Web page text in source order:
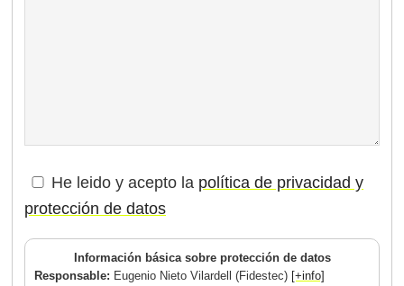
He leido y acepto la política de privacidad y
protección de datos
Información básica sobre protección de datos
Responsable: Eugenio Nieto Vilardell (Fidestec) [+info]